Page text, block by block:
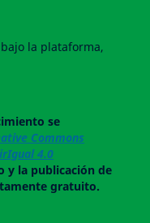
la plataforma,
se
Commons
4.0
y la publicación de
gratuito.